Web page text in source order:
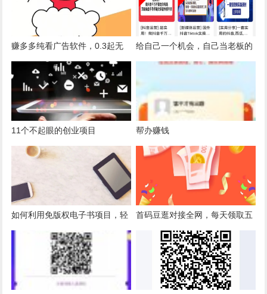
赚多多纯看广告软件，0.3起无
给自己一个机会，自己当老板的
11个不起眼的创业项目 帮办赚钱
如何利用免版权电子书项目，轻
松月赚过万元
首码豆逛对接全网，每天领取五
元，免费拿区域代理哦